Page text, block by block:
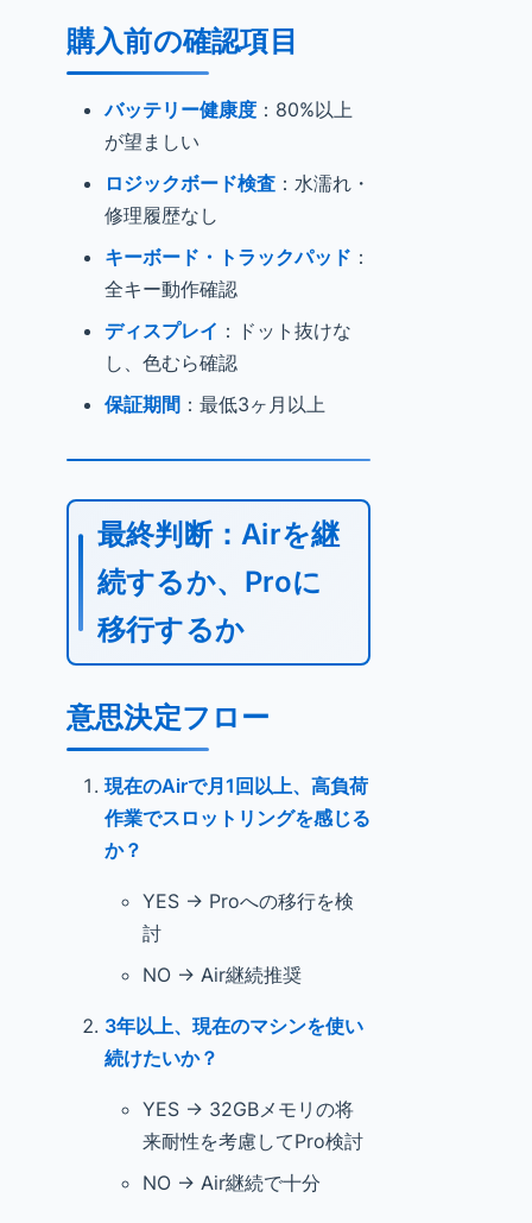
購入前の確認項目
バッテリー健康度 ：80%以上
が望ましい
ロジックボード検査 ：水濡れ・
修理履歴なし
キーボード・トラックパッド ：
全キー動作確認
ディスプレイ ：ドット抜けな
し、色むら確認
保証期間 ：最低3ヶ月以上
最終判断：Airを継
続するか、Proに
移行するか
意思決定フロー
現在のAirで月1回以上、高負荷
作業でスロットリングを感じる
か？
YES → Proへの移行を検
討
NO → Air継続推奨
3年以上、現在のマシンを使い
続けたいか？
YES → 32GBメモリの将
来耐性を考慮してPro検討
NO → Air継続で十分